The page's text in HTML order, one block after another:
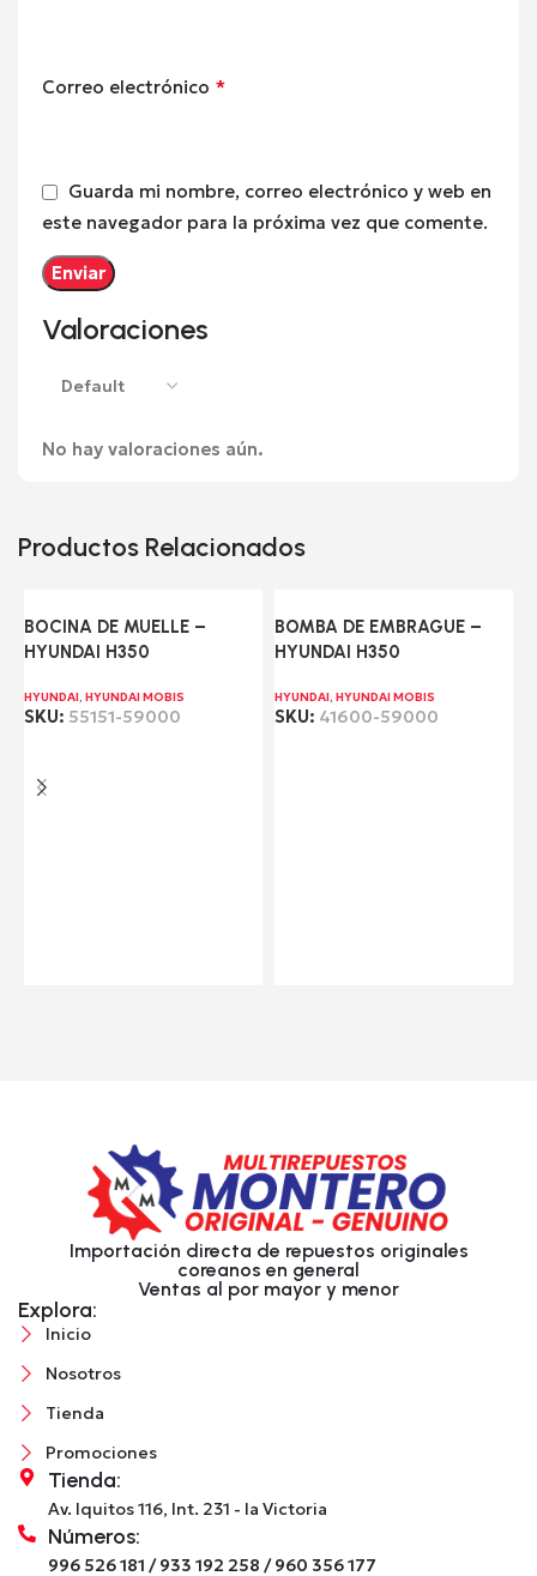
Valoraciones
No hay valoraciones aún.
Correo electrónico *
Guarda mi nombre, correo electrónico y web en
este navegador para la próxima vez que comente.
Productos Relacionados
BOCINA DE MUELLE –
HYUNDAI H350
HYUNDAI, HYUNDAI MOBIS
SKU: 55151-59000
BOMBA DE EMBRAGUE –
HYUNDAI H350
HYUNDAI, HYUNDAI MOBIS
SKU: 41600-59000
Importación directa de repuestos originales
coreanos en general
Ventas al por mayor y menor
Explora:
Inicio
Nosotros
Tienda
Promociones
Tienda:
Av. Iquitos 116, Int. 231 - la Victoria
Números:
996 526 181 / 933 192 258 / 960 356 177